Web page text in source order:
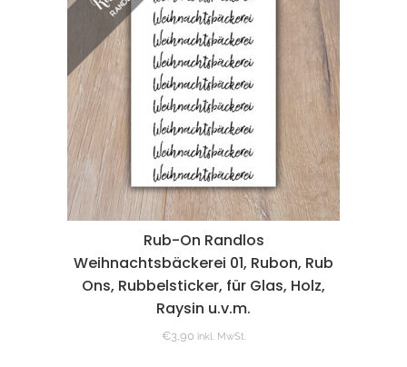
Rub-On Randlos
Weihnachtsbäckerei 01, Rubon, Rub
Ons, Rubbelsticker, für Glas, Holz,
Raysin u.v.m.
€3,90 inkl. MwSt.